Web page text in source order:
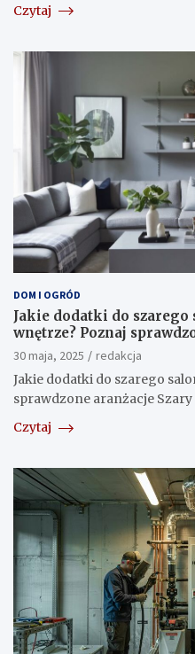
Czytaj
DOM I OGRÓD
Jakie dodatki do szarego
wnętrze? Poznaj
30 maja, 2025
redakcja
Jakie dodatki do szarego
sprawdzone aranżacje
Czytaj